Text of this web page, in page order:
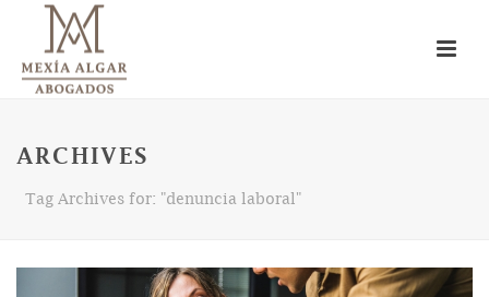
ARCHIVES
Tag Archives for: "denuncia laboral"